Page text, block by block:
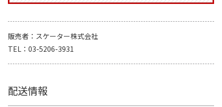
販売者
スケーター株式会社
TEL
03-5206-3931
配送情報